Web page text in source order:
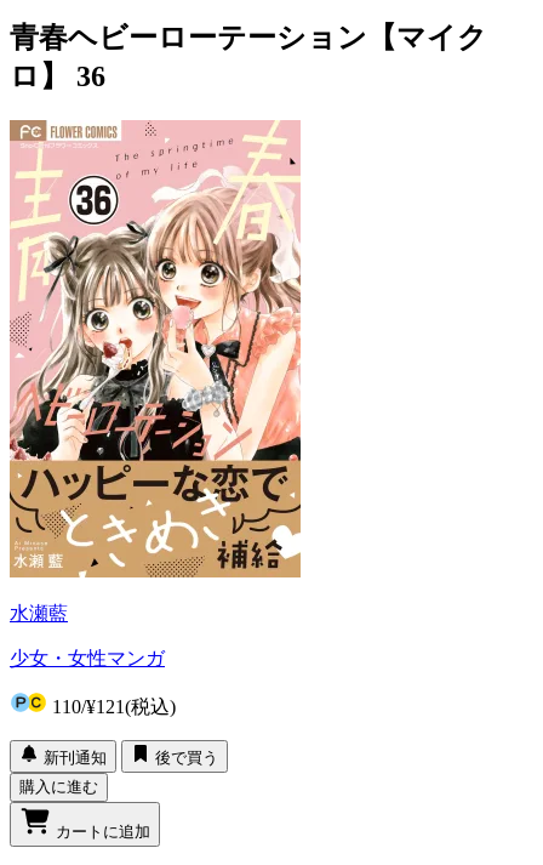
青春ヘビーローテーション【マイク
ロ】 36
水瀬藍
少女・女性マンガ
110/¥121(税込)
新刊通知
後で買う
購入に進む
カートに追加